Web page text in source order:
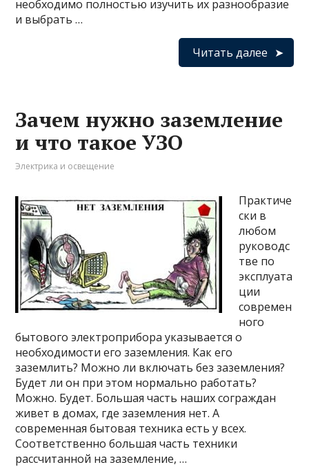
необходимо полностью изучить их разнообразие
и выбрать …
Читать далее
Зачем нужно заземление
и что такое УЗО
Электрика и освещение
Практиче
ски в
любом
руководс
тве по
эксплуата
ции
современ
ного
бытового электроприбора указывается о
необходимости его заземления. Как его
заземлить? Можно ли включать без заземления?
Будет ли он при этом нормально работать?
Можно. Будет. Большая часть наших сограждан
живет в домах, где заземления нет. А
современная бытовая техника есть у всех.
Соответственно большая часть техники
рассчитанной на заземление, …